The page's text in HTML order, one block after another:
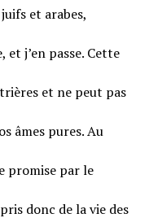
et arabes,
j’en passe. Cette
et ne peut pas
âmes pures. Au
promise par le
donc de la vie des